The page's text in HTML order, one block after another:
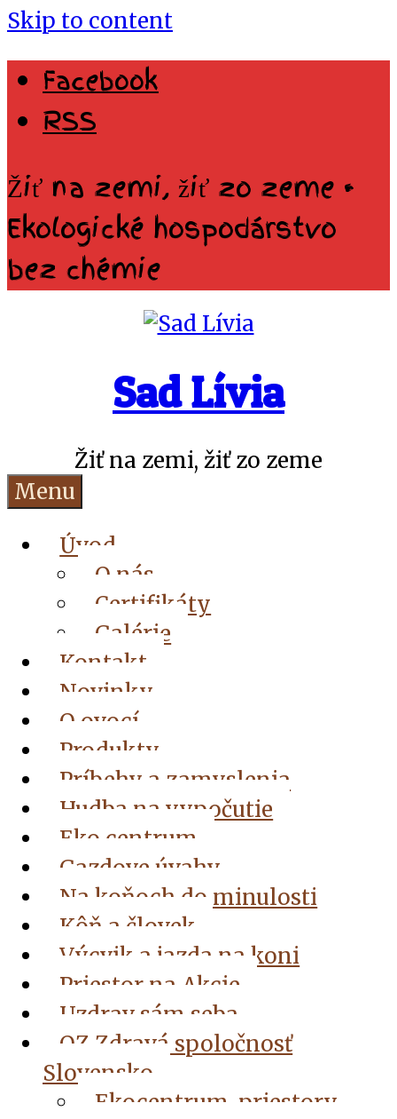
Skip to content
Facebook
RSS
Žiť na zemi, žiť zo zeme •
Ekologické hospodárstvo
bez chémie
Sad Lívia
Žiť na zemi, žiť zo zeme
Menu
Úvod
O nás
Certifikáty
Galérie
Kontakt
Novinky
O ovocí
Produkty
Príbehy a zamyslenia
Hudba na vypočutie
Eko centrum
Gazdove úvahy
Na koňoch do minulosti
Kôň a človek
Výcvik a jazda na koni
Priestor na Akcie
Uzdrav sám seba
OZ Zdravá spoločnosť
Slovensko
Ekocentrum, priestory